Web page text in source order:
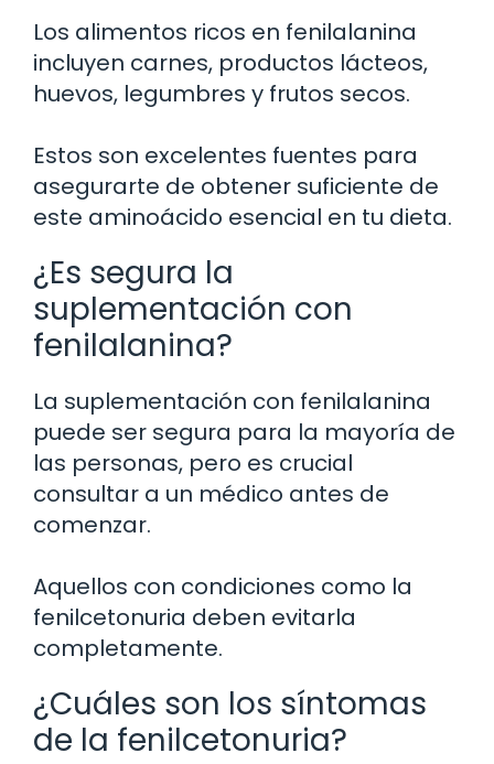
Los alimentos ricos en fenilalanina
incluyen carnes, productos lácteos,
huevos, legumbres y frutos secos.
Estos son excelentes fuentes para
asegurarte de obtener suficiente de
este aminoácido esencial en tu dieta.
¿Es segura la
suplementación con
fenilalanina?
La suplementación con fenilalanina
puede ser segura para la mayoría de
las personas, pero es crucial
consultar a un médico antes de
comenzar.
Aquellos con condiciones como la
fenilcetonuria deben evitarla
completamente.
¿Cuáles son los síntomas
de la fenilcetonuria?